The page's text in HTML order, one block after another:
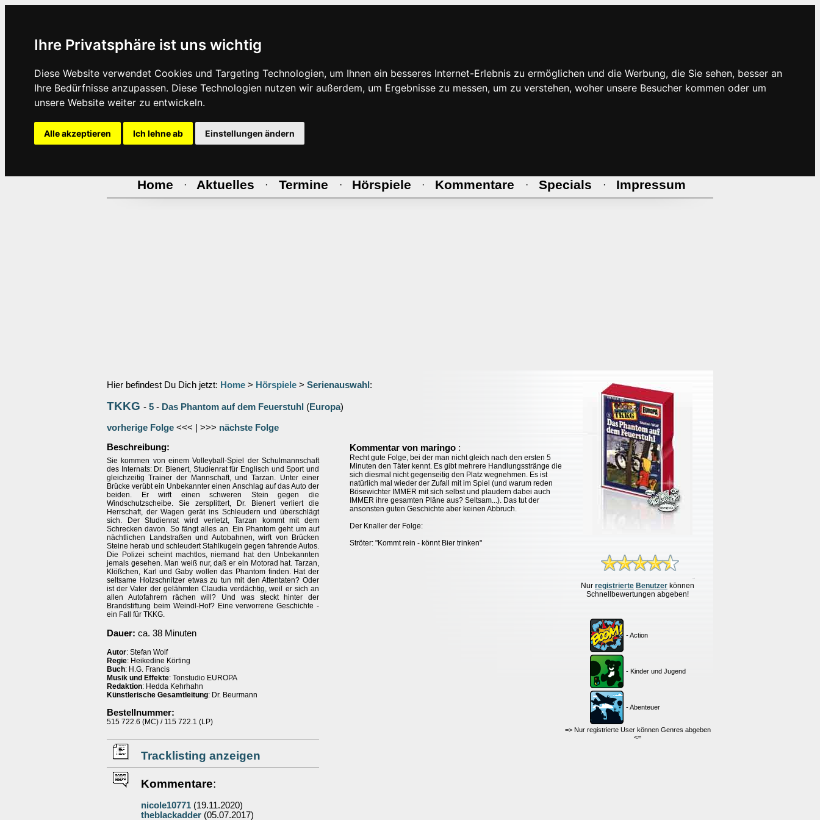
Ihre Privatsphäre ist uns wichtig
Diese Website verwendet Cookies und Targeting Technologien, um Ihnen ein besseres Internet-Erlebnis zu ermöglichen und die Werbung, die Sie sehen, besser an
Ihre Bedürfnisse anzupassen. Diese Technologien nutzen wir außerdem, um Ergebnisse zu messen, um zu verstehen, woher unsere Besucher kommen oder um
unsere Website weiter zu entwickeln.
Alle akzeptieren Ich lehne ab Einstellungen ändern
Home · Aktuelles · Termine · Hörspiele · Kommentare · Specials · Impressum
Hier befindest Du Dich jetzt: Home > Hörspiele > Serienauswahl :
TKKG - 5 - Das Phantom auf dem Feuerstuhl (Europa)
vorherige Folge <<< | >>> nächste Folge
Nur registrierte Benutzer können
Schnellbewertungen abgeben!
- Action
- Kinder und Jugend
- Abenteuer
=> Nur registrierte User können Genres abgeben
<=
Beschreibung:
Sie kommen von einem Volleyball-Spiel der Schulmannschaft
des Internats: Dr. Bienert, Studienrat für Englisch und Sport und
gleichzeitig Trainer der Mannschaft, und Tarzan. Unter einer
Brücke verübt ein Unbekannter einen Anschlag auf das Auto der
beiden. Er wirft einen schweren Stein gegen die
Windschutzscheibe. Sie zersplittert, Dr. Bienert verliert die
Herrschaft, der Wagen gerät ins Schleudern und überschlägt
sich. Der Studienrat wird verletzt, Tarzan kommt mit dem
Schrecken davon. So fängt alles an. Ein Phantom geht um auf
nächtlichen Landstraßen und Autobahnen, wirft von Brücken
Steine herab und schleudert Stahlkugeln gegen fahrende Autos.
Die Polizei scheint machtlos, niemand hat den Unbekannten
jemals gesehen. Man weiß nur, daß er ein Motorad hat. Tarzan,
Klößchen, Karl und Gaby wollen das Phantom finden. Hat der
seltsame Holzschnitzer etwas zu tun mit den Attentaten? Oder
ist der Vater der gelähmten Claudia verdächtig, weil er sich an
allen Autofahrern rächen will? Und was steckt hinter der
Brandstiftung beim Weindl-Hof? Eine verworrene Geschichte -
ein Fall für TKKG.
Dauer: ca. 38 Minuten
Autor: Stefan Wolf
Regie: Heikedine Körting
Buch: H.G. Francis
Musik und Effekte: Tonstudio EUROPA
Redaktion: Hedda Kehrhahn
Künstlerische Gesamtleitung: Dr. Beurmann
Bestellnummer:
515 722.6 (MC) / 115 722.1 (LP)
Tracklisting anzeigen
Kommentare:
nicole10771 (19.11.2020)
theblackadder (05.07.2017)
Kommentar von maringo :
Recht gute Folge, bei der man nicht gleich nach den ersten 5
Minuten den Täter kennt. Es gibt mehrere Handlungsstränge die
sich diesmal nicht gegenseitig den Platz wegnehmen. Es ist
natürlich mal wieder der Zufall mit im Spiel (und warum reden
Bösewichter IMMER mit sich selbst und plaudern dabei auch
IMMER ihre gesamten Pläne aus? Seltsam...). Das tut der
ansonsten guten Geschichte aber keinen Abbruch.
Der Knaller der Folge:
Ströter: "Kommt rein - könnt Bier trinken"